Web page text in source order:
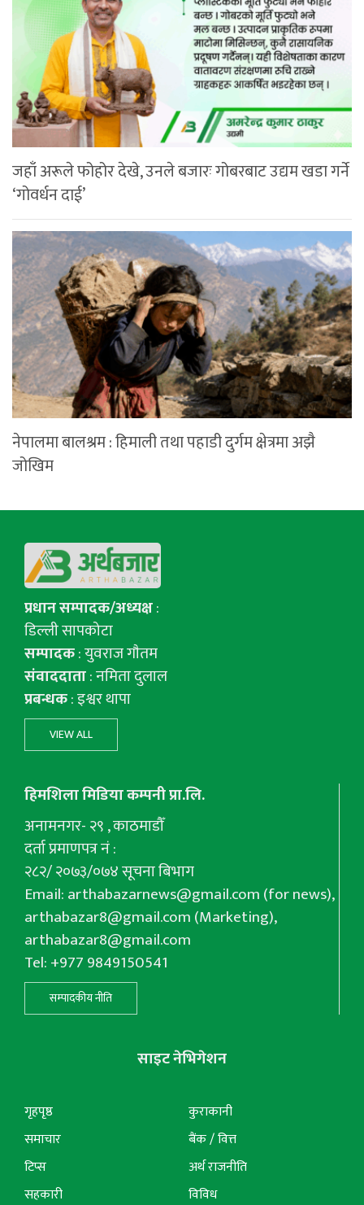
जहाँ अरूले फोहोर देखे, उनले बजारः गोबरबाट उद्यम खडा गर्ने
‘गोवर्धन दाई’
नेपालमा बालश्रम : हिमाली तथा पहाडी दुर्गम क्षेत्रमा अझै
जोखिम
प्रधान सम्पादक/अध्यक्ष:
डिल्ली सापकोटा
सम्पादक: युवराज गाैतम
संवाददाता: नमिता दुलाल
प्रबन्धक: इश्वर थापा
VIEW ALL
हिमशिला मिडिया कम्पनी प्रा.लि.
अनामनगर- २९ , काठमाडौँ
दर्ता प्रमाणपत्र नं :
२८२/ २०७३/०७४ सूचना बिभाग
Email:arthabazarnews@gmail.com(for news),
arthabazar8@gmail.com(Marketing),
arthabazar8@gmail.com
Tel: +977 9849150541
सम्पादकीय नीति
साइट नेभिगेशन
गृहपृष्ठ
समाचार
टिप्स
सहकारी
कुराकानी
बैंक / वित्त
अर्थ राजनीति
विविध